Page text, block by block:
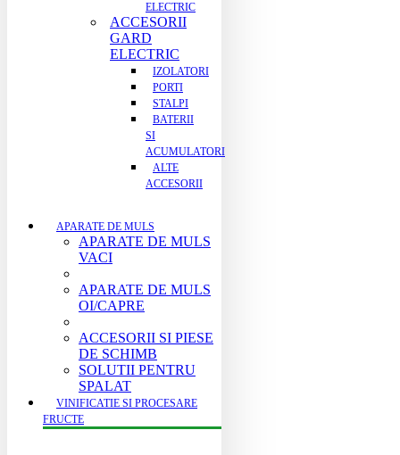
ELECTRIC
ACCESORII
GARD
ELECTRIC
IZOLATORI
PORTI
STALPI
BATERII
SI
ACUMULATORI
ALTE
ACCESORII
APARATE DE MULS
APARATE DE MULS
VACI
APARATE DE MULS
OI/CAPRE
ACCESORII SI PIESE
DE SCHIMB
SOLUTII PENTRU
SPALAT
VINIFICATIE SI PROCESARE
FRUCTE